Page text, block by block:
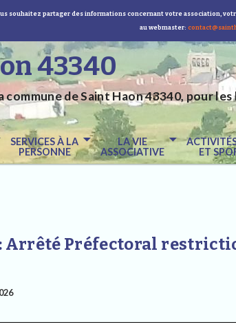
souhaitez partager des informations concernant votre association,
au webmaster:
43340
de Saint Haon 43340, pour
SERVICES À LA
PERSONNE
LA VIE
ASSOCIATIVE
ET
: Arrêté Préfectoral